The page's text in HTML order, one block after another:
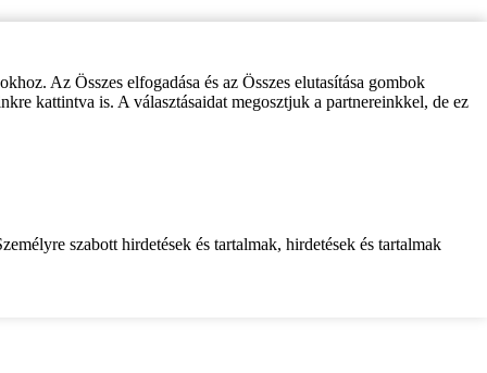
Az Összes elfogadása és az Összes elutasítása gombok
kattintva is. A választásaidat megosztjuk a partnereinkkel, de ez
szabott hirdetések és tartalmak, hirdetések és tartalmak